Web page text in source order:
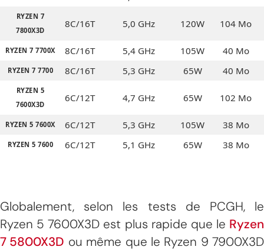
RYZEN 7
7800X3D
8C/16T 5,0 GHz 120W 104 Mo
RYZEN 7 7700X 8C/16T 5,4 GHz 105W 40 Mo
RYZEN 7 7700 8C/16T 5,3 GHz 65W 40 Mo
RYZEN 5
7600X3D
6C/12T 4,7 GHz 65W 102 Mo
RYZEN 5 7600X 6C/12T 5,3 GHz 105W 38 Mo
RYZEN 5 7600 6C/12T 5,1 GHz 65W 38 Mo
Globalement, selon les tests de PCGH, le
Ryzen 5 7600X3D est plus rapide que le Ryzen
7 5800X3D ou même que le Ryzen 9 7900X3D